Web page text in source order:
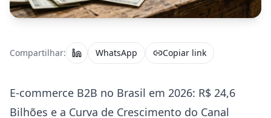
Compartilhar: WhatsApp Copiar link
E-commerce B2B no Brasil em 2026: R$ 24,6
Bilhões e a Curva de Crescimento do Canal